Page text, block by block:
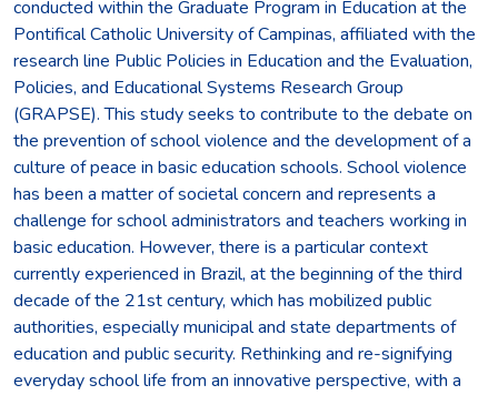
conducted within the Graduate Program in Education at the
Pontifical Catholic University of Campinas, affiliated with the
research line Public Policies in Education and the Evaluation,
Policies, and Educational Systems Research Group
(GRAPSE). This study seeks to contribute to the debate on
the prevention of school violence and the development of a
culture of peace in basic education schools. School violence
has been a matter of societal concern and represents a
challenge for school administrators and teachers working in
basic education. However, there is a particular context
currently experienced in Brazil, at the beginning of the third
decade of the 21st century, which has mobilized public
authorities, especially municipal and state departments of
education and public security. Rethinking and re-signifying
everyday school life from an innovative perspective, with a